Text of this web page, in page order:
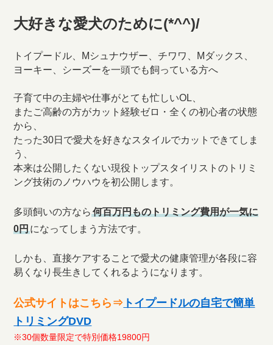
大好きな愛犬のために(*^^)/
トイプードル、Mシュナウザー、チワワ、Mダックス、
ヨーキー、シーズーを一頭でも飼っている方へ
子育て中の主婦や仕事がとても忙しいOL、
またご高齢の方がカット経験ゼロ・全くの初心者の状態
から、
たった30日で愛犬を好きなスタイルでカットできてしま
う、
本来は公開したくない現役トップスタイリストのトリミ
ング技術のノウハウを初公開します。
多頭飼いの方なら何百万円ものトリミング費用が一気に
0円になってしまう方法です。
しかも、直接ケアすることで愛犬の健康管理が各段に容
易くなり長生きしてくれるようになります。
公式サイトはこちら⇒ トイプードルの自宅で簡単
トリミングDVD
※30個数量限定で特別価格19800円